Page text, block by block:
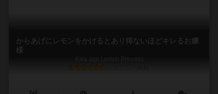
からあげにレモンをかけるとあり得ないほどキレるお嬢
様
Kala-age Lemon Princess